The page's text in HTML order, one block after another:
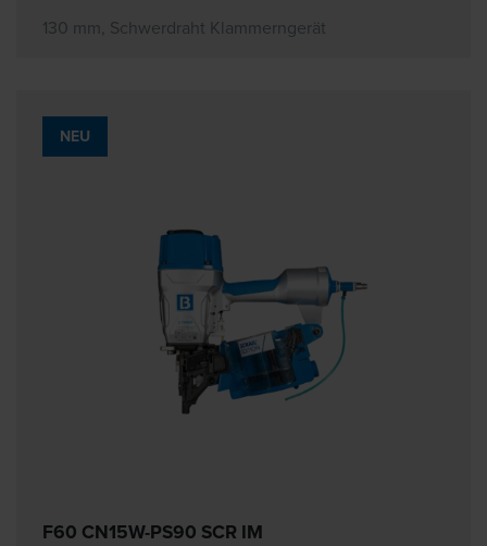
130 mm, Schwerdraht Klammerngerät
NEU
F60 CN15W-PS90 SCR IM